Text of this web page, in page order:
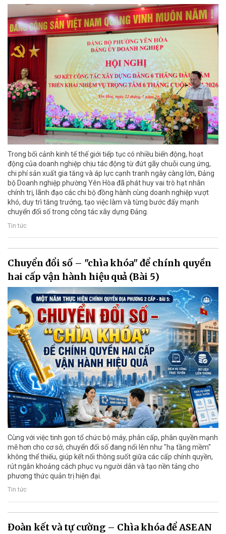
Trong bối cảnh kinh tế thế giới tiếp tục có nhiều biến động, hoạt
động của doanh nghiệp chịu tác động từ đứt gãy chuỗi cung ứng,
chi phí sản xuất gia tăng và áp lực cạnh tranh ngày càng lớn, Đảng
bộ Doanh nghiệp phường Yên Hòa đã phát huy vai trò hạt nhân
chính trị, lãnh đạo các chi bộ đồng hành cùng doanh nghiệp vượt
khó, duy trì tăng trưởng, tạo việc làm và từng bước đẩy mạnh
chuyển đổi số trong công tác xây dựng Đảng.
Tin tức
Chuyển đổi số – "chìa khóa" để chính quyền
hai cấp vận hành hiệu quả (Bài 5)
Cùng với việc tinh gọn tổ chức bộ máy, phân cấp, phân quyền mạnh
mẽ hơn cho cơ sở, chuyển đổi số đang nổi lên như "hạ tầng mềm"
không thể thiếu, giúp kết nối thông suốt giữa các cấp chính quyền,
rút ngắn khoảng cách phục vụ người dân và tạo nền tảng cho
phương thức quản trị hiện đại.
Tin tức
Đoàn kết và tự cường – Chìa khóa để ASEAN